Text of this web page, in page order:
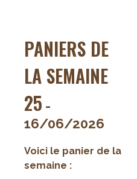
PANIERS DE
LA SEMAINE
25 -
16/06/2026
Voici le panier de la
semaine :